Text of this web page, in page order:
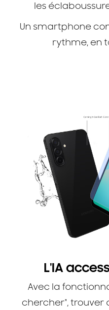
les
Un smartphone
rythme, en
L'IA
Avec la
chercher", trouver